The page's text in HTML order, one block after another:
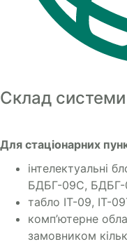
Склад системи
Для стаціонарних
інтелектуальні
БДБГ-09С, БДБГ-
табло ІТ-09, ІТ-
комп’ютерне
замовником